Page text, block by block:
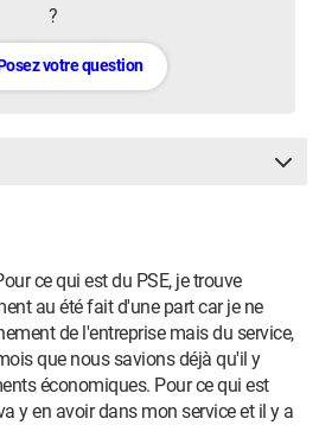
?
votre question
ce qui est du PSE, je trouve
au été fait d'une part car je ne
de l'entreprise mais du service,
que nous savions déjà qu'il y
économiques. Pour ce qui est
y en avoir dans mon service et il y a